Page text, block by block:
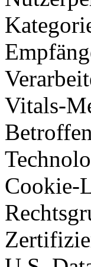
Vitals-
Cookie-